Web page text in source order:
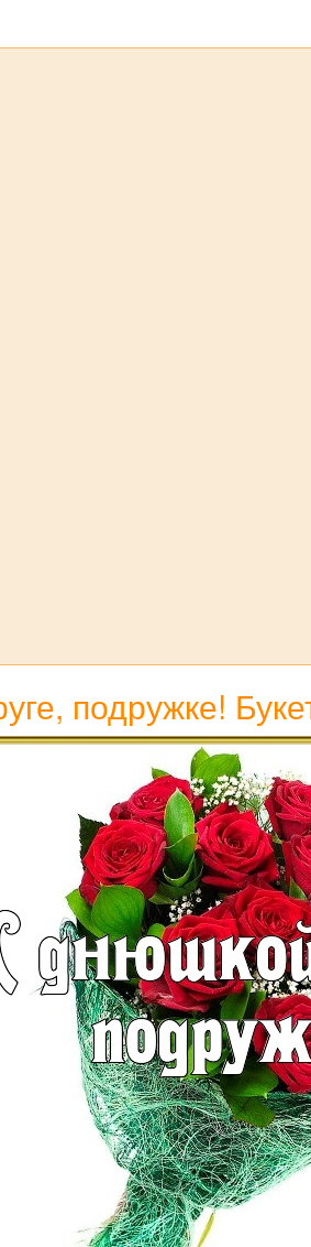
подружке!